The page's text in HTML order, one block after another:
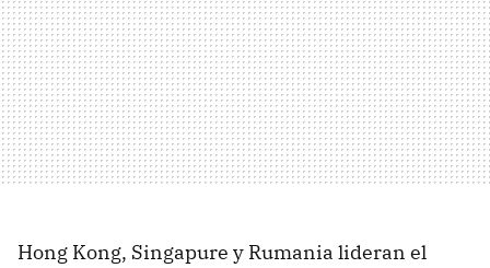
Hong Kong, Singapure y Rumania lideran el